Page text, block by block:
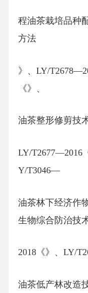
程油茶栽培品种
方法
》、LY/
《》、
油茶整形修剪技
LY/T2677—2016
Y/T3046—
油茶林下经济作
生物综合防治技
2018《》、LY/
油茶低产林改造